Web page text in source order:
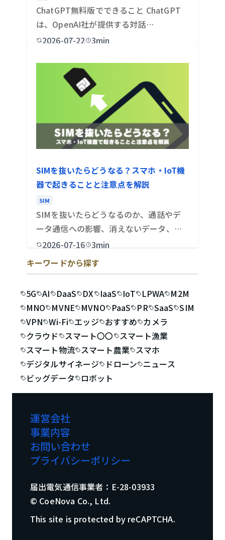
ChatGPT無料版でできること ChatGPT
は、OpenAI社が提供する対話…
2026-07-22 3min
SIMを抜いたらどうなる？スマホ・IoT機
器で起きることと注意点を解説
SIM
SIMを抜いたらどうなるのか、通話やデ
ータ通信への影響、消えないデータ、解
約や端…
2026-07-16 3min
キーワードから探す
5G AI DaaS DX IaaS IoT LPWA M2M
MNO
MVNE MVNO PaaS PR SaaS SIM
VPN Wi-Fi エッジ おすすめ カメラ
クラウド
スマート〇〇
スマート漁業
スマート物流 スマート農業 スマホ
デジタルサイネージ
ドローン ニュース
ビッグデータ
ロボット
運営会社
事業内容
お問い合わせ
プライバシーポリシー
© CoeNova Co., Ltd.
This site is protected by reCAPTCHA.
届出電気通信事業者：E-28-03933